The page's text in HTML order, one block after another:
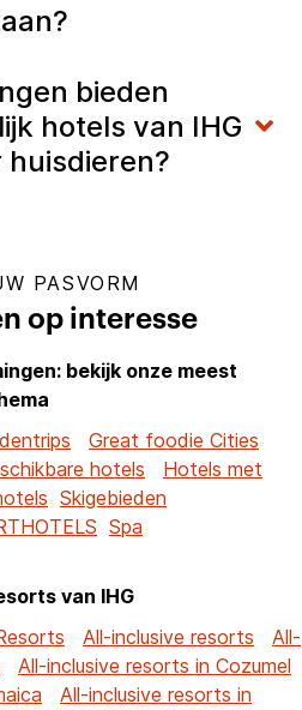
bieden
hotels van IHG
huisdieren?
PASVORM
op interesse
bekijk onze meest
Great foodie Cities
hotels
Hotels met
Skigebieden
Spa
van IHG
All-inclusive resorts
All-
All-inclusive resorts in Cozumel
All-inclusive resorts in